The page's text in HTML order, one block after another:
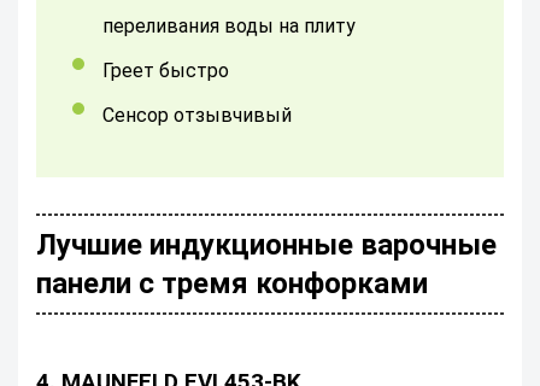
переливания воды на плиту
Греет быстро
Сенсор отзывчивый
Лучшие индукционные варочные
панели с тремя конфорками